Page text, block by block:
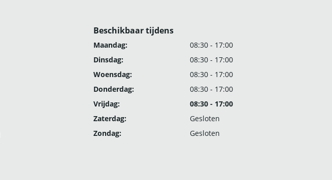
Beschikbaar tijdens
Maandag:
08:30 - 17:00
Dinsdag:
08:30 - 17:00
Woensdag:
08:30 - 17:00
Donderdag:
08:30 - 17:00
Vrijdag:
08:30 - 17:00
Zaterdag:
Gesloten
Zondag:
Gesloten